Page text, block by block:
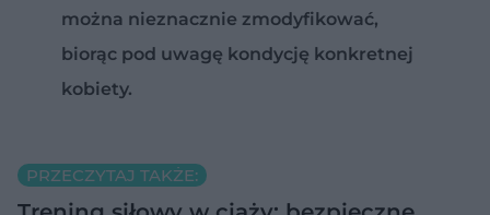
można nieznacznie zmodyfikować,
biorąc pod uwagę kondycję konkretnej
kobiety.
PRZECZYTAJ TAKŻE: